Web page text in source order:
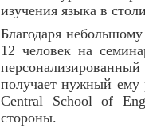
изучения языка в
Благодаря
12 человек на
получает нужный ему
Central School of
стороны.